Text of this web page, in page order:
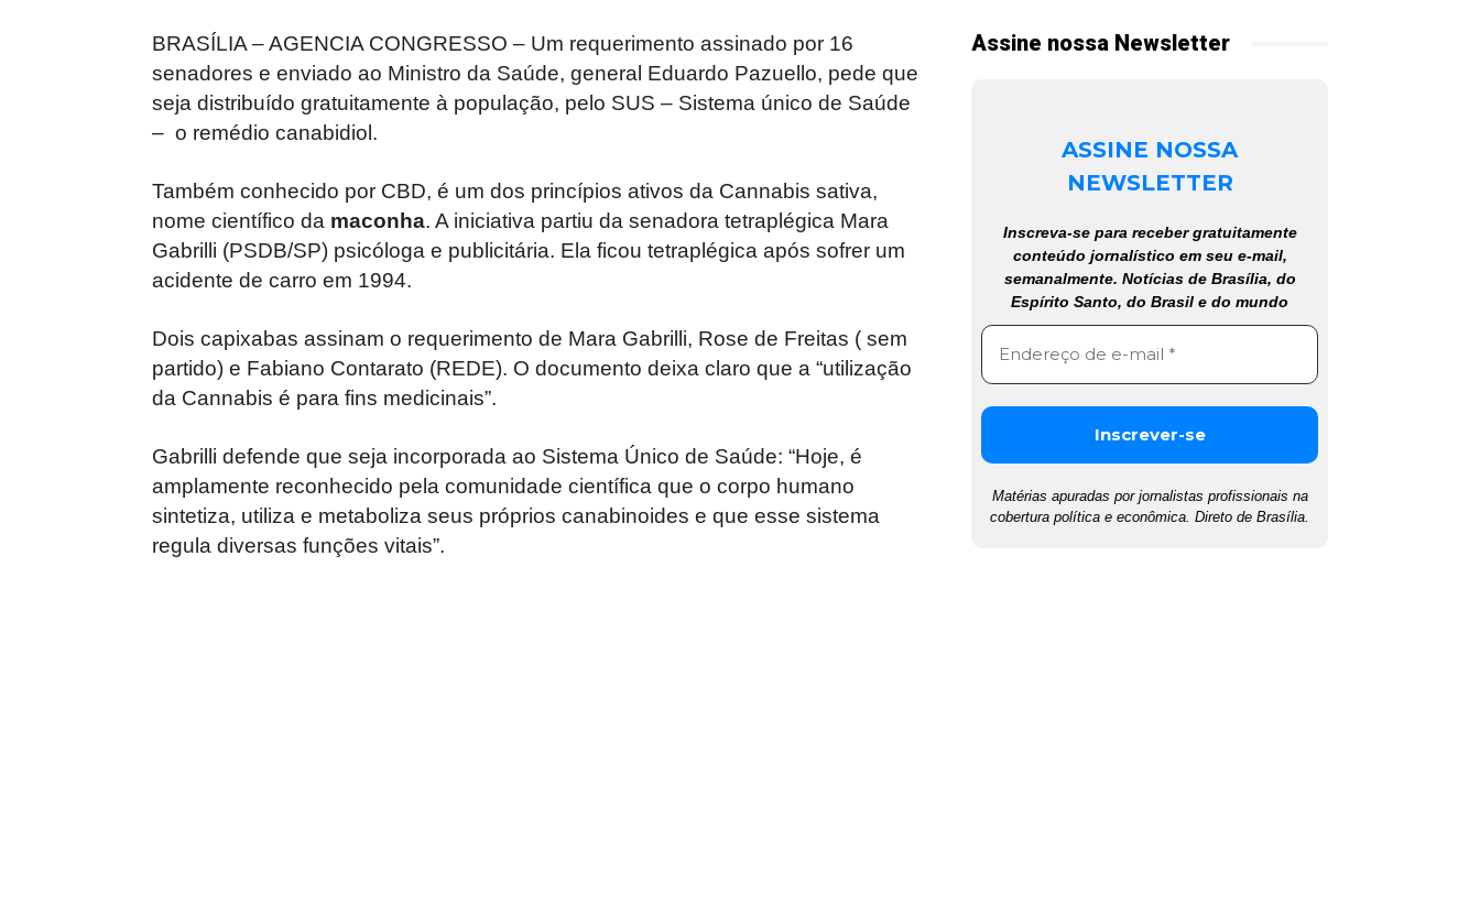
BRASÍLIA – AGENCIA CONGRESSO – Um requerimento assinado por 16
senadores e enviado ao Ministro da Saúde, general Eduardo Pazuello, pede que
seja distribuído gratuitamente à população, pelo SUS – Sistema único de Saúde
– o remédio canabidiol.
Também conhecido por CBD, é um dos princípios ativos da Cannabis sativa,
nome científico da maconha. A iniciativa partiu da senadora tetraplégica Mara
Gabrilli (PSDB/SP) psicóloga e publicitária. Ela ficou tetraplégica após sofrer um
acidente de carro em 1994.
Dois capixabas assinam o requerimento de Mara Gabrilli, Rose de Freitas ( sem
partido) e Fabiano Contarato (REDE). O documento deixa claro que a “utilização
da Cannabis é para fins medicinais”.
Gabrilli defende que seja incorporada ao Sistema Único de Saúde: “Hoje, é
amplamente reconhecido pela comunidade científica que o corpo humano
sintetiza, utiliza e metaboliza seus próprios canabinoides e que esse sistema
regula diversas funções vitais”.
Assine nossa Newsletter
ASSINE NOSSA
NEWSLETTER
Inscreva-se para receber gratuitamente
conteúdo jornalístico em seu e-mail,
semanalmente. Notícias de Brasília, do
Espírito Santo, do Brasil e do mundo
Matérias apuradas por jornalistas profissionais na
cobertura política e econômica. Direto de Brasília.